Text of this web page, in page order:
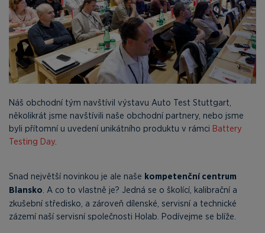
Náš obchodní tým navštívil výstavu Auto Test Stuttgart,
několikrát jsme navštívili naše obchodní partnery, nebo jsme
byli přítomní u uvedení unikátního produktu v rámci Battery
Testing Day
Snad největší novinkou je ale naše kompetenční centrum
Blansko . A co to vlastně je? Jedná se o školící, kalibrační a
zkušební středisko, a zároveň dílenské, servisní a technické
zázemí naší servisní společnosti Holab. Podívejme se blíže.